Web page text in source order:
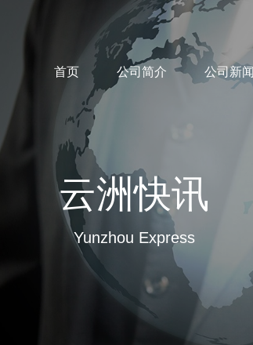
首页 公司简介 公司新闻
云洲快讯
Yunzhou Express